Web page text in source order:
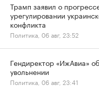
Трамп заявил о
урегулировании
конфликта
Политика, 06 авг, 23:52
Гендиректор «ИжАвиа»
увольнении
Политика, 06 авг, 23:41